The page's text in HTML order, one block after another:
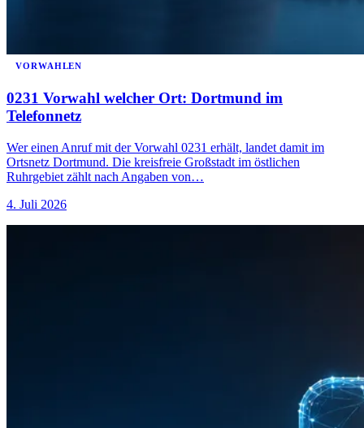
VORWAHLEN
0231 Vorwahl welcher Ort: Dortmund im
Telefonnetz
Wer einen Anruf mit der Vorwahl 0231 erhält, landet damit im
Ortsnetz Dortmund. Die kreisfreie Großstadt im östlichen
Ruhrgebiet zählt nach Angaben von…
4. Juli 2026